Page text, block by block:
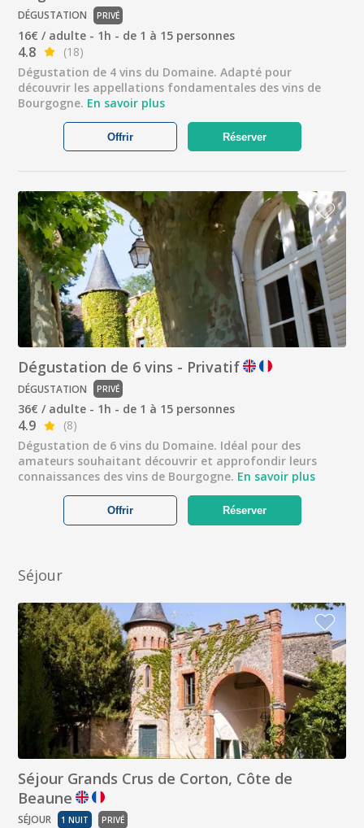
DÉGUSTATION PRIVÉ
16€ / adulte - 1h - de 1 à 15 personnes
4.8
(18)
Dégustation de 4 vins du Domaine. Adapté pour
découvrir les appellations fondamentales des vins de
Bourgogne. En savoir plus
Réserver
Offrir
Dégustation de 6 vins - Privatif
DÉGUSTATION PRIVÉ
36€ / adulte - 1h - de 1 à 15 personnes
4.9
(8)
Dégustation de 6 vins du Domaine. Idéal pour des
amateurs souhaitant découvrir et approfondir leurs
connaissances des vins de Bourgogne. En savoir plus
Réserver
Offrir
Séjour
Séjour Grands Crus de Corton, Côte de
Beaune
SÉJOUR 1 NUIT PRIVÉ